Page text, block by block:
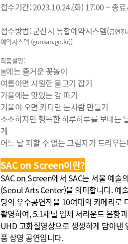
접수기간: 2023.10.24.(화) 17:00 ~ 종
접수방법: 군산시 통합예약시스템(공연
예약시스템 (gunsan.go.kr))
작품설명:
봄에는 즐거운 꽃놀이
여름이면 시원한 물고기 잡기
가을에는 맛있는 감 따기
겨울이 오면 커다란 눈사람 만들기
소소하지만 행복한 하루하루를 보내는
게
어느 날 피할 수 없는 그림자가 드리우
SAC on Screen이란?
SAC on Screen에서 SAC는 서울 예술
(Seoul Arts Center)을 의미합니다. 예
당의 우수공연작을 10여대의 카메라로
촬영하여, 5.1채널 입체 서라운드 음향
UHD 고화질영상으로 생생하게 담아낸
품 상영 공연입니다.